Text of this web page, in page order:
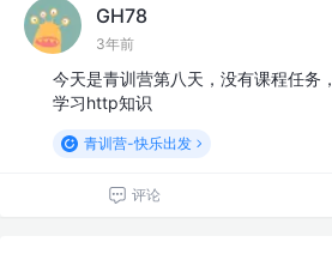
GH78
3年前
今天是青训营第八天，没有课程任务
学习http知识
青训营-快乐出发
评论